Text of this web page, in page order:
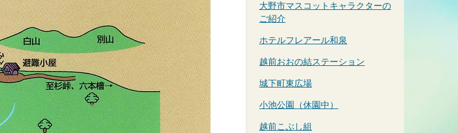
大野市マスコットキャラクターの
ご紹介
ホテルフレアール和泉
越前おおの結ステーション
城下町東広場
小池公園（休園中）
越前こぶし組